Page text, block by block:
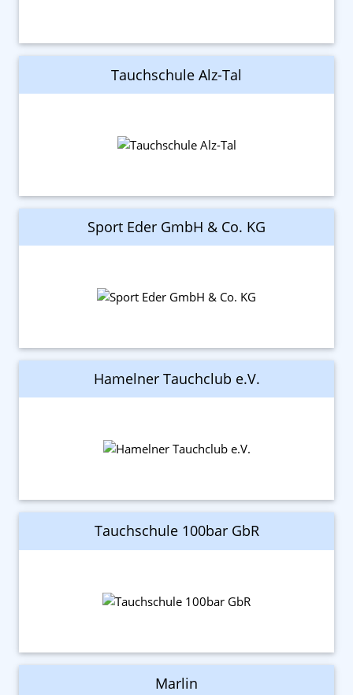
Tauchschule Alz-Tal
Sport Eder GmbH & Co. KG
Hamelner Tauchclub e.V.
Tauchschule 100bar GbR
Marlin